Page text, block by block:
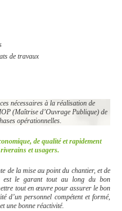
de travaux
nécessaires à la réalisation de
(Maîtrise d’Ouvrage Publique) de
opérationnelles.
de qualité et rapidement
et usagers.
de la mise au point du chantier, et de
est le garant tout au long du bon
tout en œuvre pour assurer le bon
d’un personnel compétent et formé,
une bonne réactivité.